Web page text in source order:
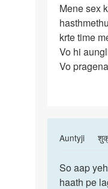
Mene
sex
krte
time
wife
Mene sex
krte time
Vo hi
Vo
AuntyjiIn
to
Mene
So
aap
So aap
haath pe